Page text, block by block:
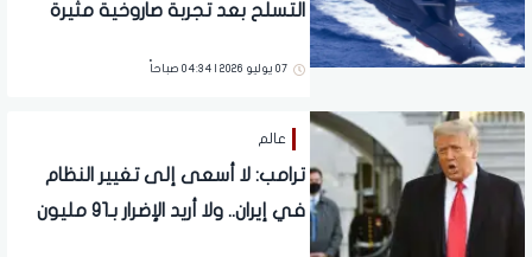
التسلح بعد تجربة صاروخية مثيرة
07 يوليو 2026 | 04:34 صباحاً
عالم
ترامب: لا أسعى إلى تغيير النظام
في إيران.. ولا أريد الإضرار بـ91 مليون